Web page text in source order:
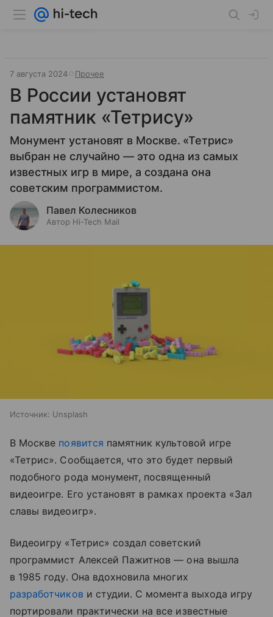
7 августа 2024 Прочее
В России установят
памятник «Тетрису»
Монумент установят в Москве. «Тетрис»
выбран не случайно — это одна из самых
известных игр в мире, а создана она
советским программистом.
Павел Колесников
Автор Hi-Tech Mail
Источник: Unsplash
В Москве появится памятник культовой игре
«Тетрис». Сообщается, что это будет первый
подобного рода монумент, посвященный
видеоигре. Его установят в рамках проекта «Зал
славы видеоигр».
Видеоигру «Тетрис» создал советский
программист Алексей Пажитнов — она вышла
в 1985 году. Она вдохновила многих
разработчиков и студии. С момента выхода игру
портировали практически на все известные